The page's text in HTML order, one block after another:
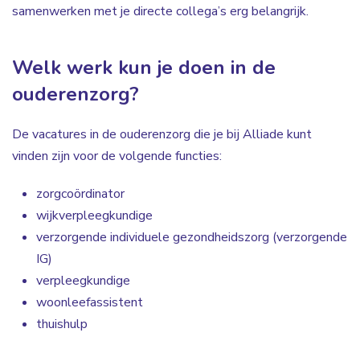
samenwerken met je directe collega’s erg belangrijk.
Welk werk kun je doen in de
ouderenzorg?
De vacatures in de ouderenzorg die je bij Alliade kunt
vinden zijn voor de volgende functies:
zorgcoördinator
wijkverpleegkundige
verzorgende individuele gezondheidszorg (verzorgende
IG)
verpleegkundige
woonleefassistent
thuishulp